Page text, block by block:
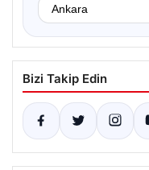
Bizi Takip Edin